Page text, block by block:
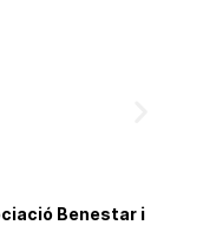
Benestar i